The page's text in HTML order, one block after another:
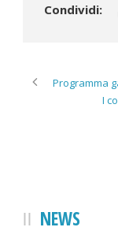
Condividi:
Programma
I
NEWS